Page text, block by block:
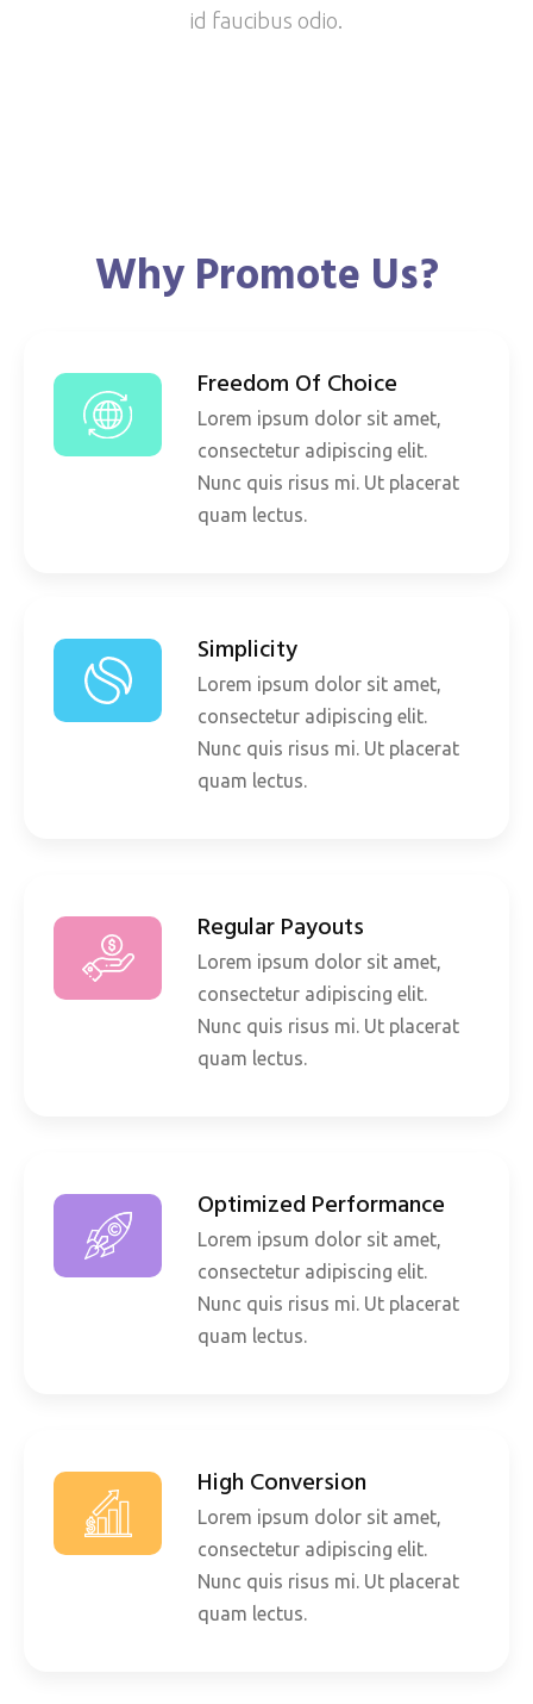
id faucibus odio.
Why Promote Us?
Freedom Of Choice
Lorem ipsum dolor sit amet,
consectetur adipiscing elit.
Nunc quis risus mi. Ut placerat
quam lectus.
Simplicity
Lorem ipsum dolor sit amet,
consectetur adipiscing elit.
Nunc quis risus mi. Ut placerat
quam lectus.
Regular Payouts
Lorem ipsum dolor sit amet,
consectetur adipiscing elit.
Nunc quis risus mi. Ut placerat
quam lectus.
Optimized Performance
Lorem ipsum dolor sit amet,
consectetur adipiscing elit.
Nunc quis risus mi. Ut placerat
quam lectus.
High Conversion
Lorem ipsum dolor sit amet,
consectetur adipiscing elit.
Nunc quis risus mi. Ut placerat
quam lectus.